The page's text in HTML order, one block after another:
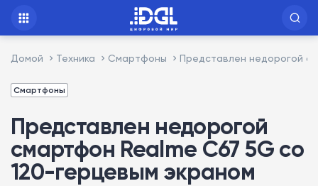
Домой Техника Смартфоны Представлен недорогой
Смартфоны
Представлен недорогой
смартфон Realme C67 5G со
120-герцевым экраном